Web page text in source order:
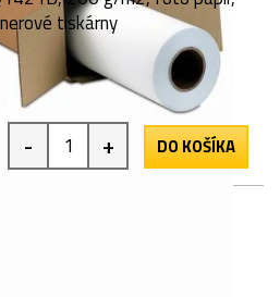
tiskárny
- + DO KOŠÍKA